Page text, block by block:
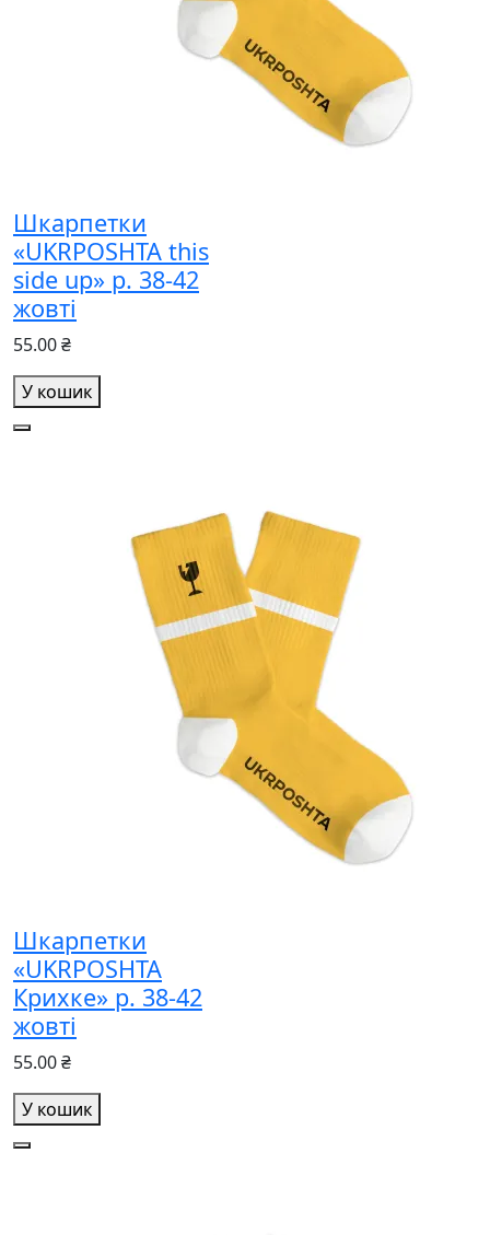
Шкарпетки
«UKRPOSHTA this
side up» р. 38-42
жовті
55.00 ₴
У кошик
Шкарпетки
«UKRPOSHTA
Крихке» р. 38-42
жовті
55.00 ₴
У кошик